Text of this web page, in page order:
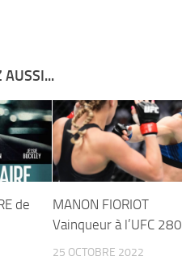
AUSSI...
de
MANON FIORIOT
Vainqueur à l’UFC 280
25 OCTOBRE 2022